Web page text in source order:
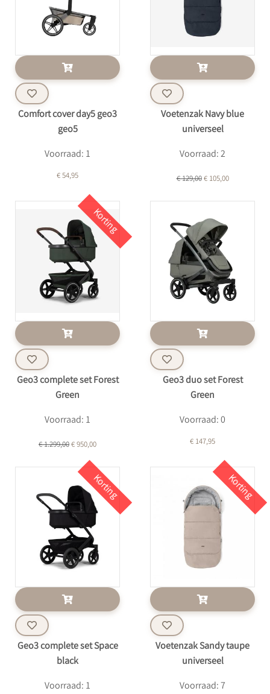
Comfort cover day5 geo3
geo5
Voorraad: 1
€ 54,95
Voetenzak Navy blue
universeel
Voorraad: 2
€ 129,00€ 105,00
Korting
Geo3 complete set Forest
Green
Voorraad: 1
€ 1.299,00€ 950,00
Geo3 duo set Forest
Green
Voorraad: 0
€ 147,95
Korting
Geo3 complete set Space
black
Voorraad: 1
Korting
Voetenzak Sandy taupe
universeel
Voorraad: 7